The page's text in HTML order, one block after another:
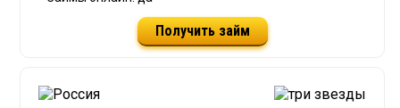
Получить займ